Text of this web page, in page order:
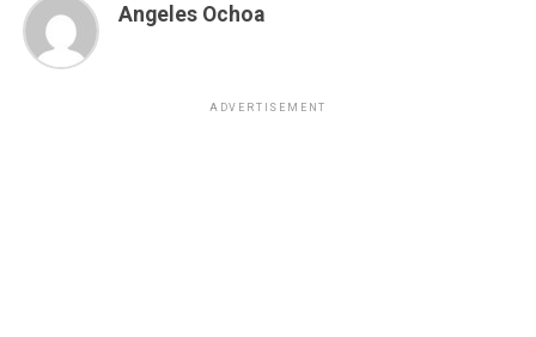
Angeles Ochoa
ADVERTISEMENT